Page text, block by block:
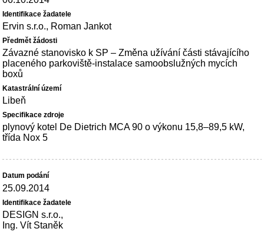
Ervin s.r.o., Roman Jankot
Závazné stanovisko k SP – Změna užívání části stávajícího
placeného parkoviště-instalace samoobslužných mycích
boxů
Libeň
plynový kotel De Dietrich MCA 90 o výkonu 15,8–89,5 kW,
třída Nox 5
25.09.2014
DESIGN s.r.o.,
Ing. Vít Staněk